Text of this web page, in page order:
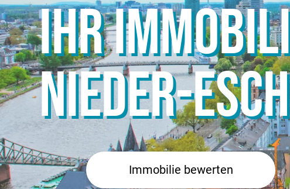
IHR
NIEDER-
Immobilie bewerten